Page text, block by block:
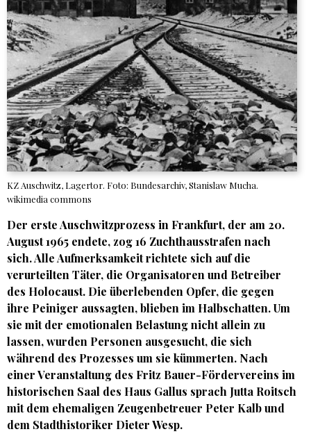
KZ Auschwitz, Lagertor. Foto: Bundesarchiv, Stanislaw Mucha.
wikimedia commons
Der erste Auschwitzprozess in Frankfurt, der am 20.
August 1965 endete, zog 16 Zuchthausstrafen nach
sich. Alle Aufmerksamkeit richtete sich auf die
verurteilten Täter, die Organisatoren und Betreiber
des Holocaust. Die überlebenden Opfer, die gegen
ihre Peiniger aussagten, blieben im Halbschatten. Um
sie mit der emotionalen Belastung nicht allein zu
lassen, wurden Personen ausgesucht, die sich
während des Prozesses um sie kümmerten. Nach
einer Veranstaltung des Fritz Bauer-Fördervereins im
historischen Saal des Haus Gallus sprach Jutta Roitsch
mit dem ehemaligen Zeugenbetreuer Peter Kalb und
dem Stadthistoriker Dieter Wesp.